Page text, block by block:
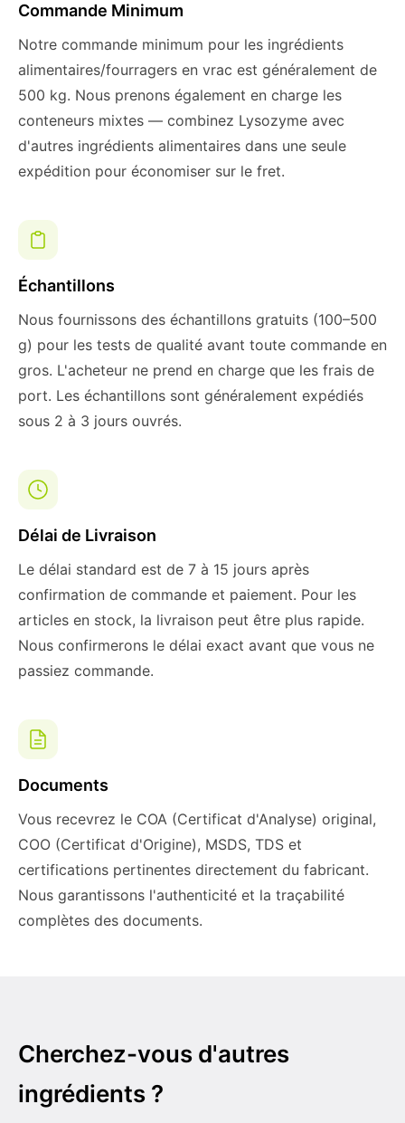
Commande Minimum
Notre commande minimum pour les ingrédients
alimentaires/fourragers en vrac est généralement de
500 kg. Nous prenons également en charge les
conteneurs mixtes — combinez Lysozyme avec
d'autres ingrédients alimentaires dans une seule
expédition pour économiser sur le fret.
Échantillons
Nous fournissons des échantillons gratuits (100–500
g) pour les tests de qualité avant toute commande en
gros. L'acheteur ne prend en charge que les frais de
port. Les échantillons sont généralement expédiés
sous 2 à 3 jours ouvrés.
Délai de Livraison
Le délai standard est de 7 à 15 jours après
confirmation de commande et paiement. Pour les
articles en stock, la livraison peut être plus rapide.
Nous confirmerons le délai exact avant que vous ne
passiez commande.
Documents
Vous recevrez le COA (Certificat d'Analyse) original,
COO (Certificat d'Origine), MSDS, TDS et
certifications pertinentes directement du fabricant.
Nous garantissons l'authenticité et la traçabilité
complètes des documents.
Cherchez-vous d'autres
ingrédients ?